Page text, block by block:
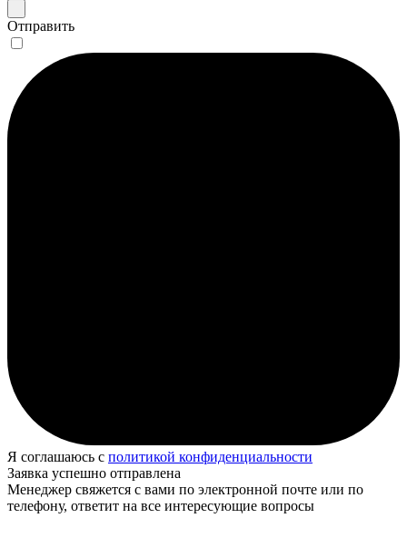
Отправить
Я соглашаюсь с политикой конфиденциальности
Заявка успешно отправлена
Менеджер свяжется с вами по электронной почте или по
телефону, ответит на все интересующие вопросы